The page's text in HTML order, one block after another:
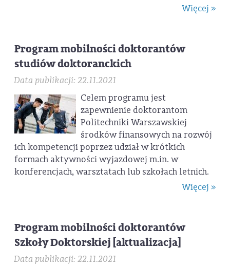
Więcej »
Program mobilności doktorantów
studiów doktoranckich
Data publikacji: 22.11.2021
Celem programu jest
zapewnienie doktorantom
Politechniki Warszawskiej
środków finansowych na rozwój
ich kompetencji poprzez udział w krótkich
formach aktywności wyjazdowej m.in. w
konferencjach, warsztatach lub szkołach letnich.
Więcej »
Program mobilności doktorantów
Szkoły Doktorskiej [aktualizacja]
Data publikacji: 22.11.2021